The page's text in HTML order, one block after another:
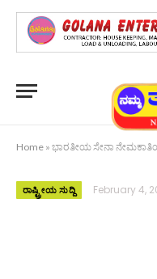
Home » ಭಾರತೀಯ ಸೇನಾ
ರಾಷ್ಟ್ರೀಯ ಸುದ್ದಿ February 4,